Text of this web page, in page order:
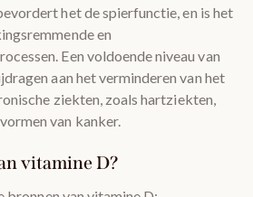
het de spierfunctie, en is het
en
Een voldoende niveau van
aan het verminderen van het
ziekten, zoals hartziekten,
van kanker.
vitamine D?